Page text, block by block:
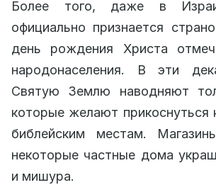
Более того, даже в
официально признается
день рождения Христа
народонаселения. В эти
Святую Землю наводняют
которые желают прикоснуться
библейским местам.
некоторые частные дома
и мишура.